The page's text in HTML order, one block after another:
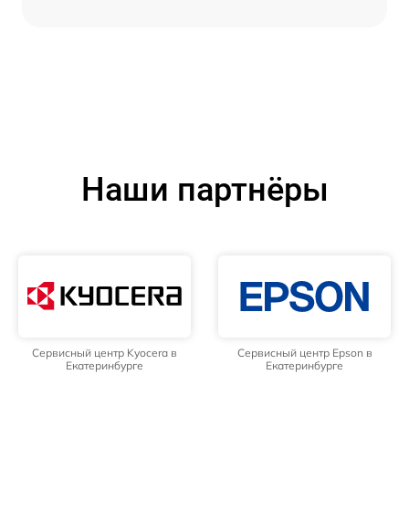
Наши партнёры
Сервисный центр Kyocera в
Екатеринбурге
Сервисный центр Epson в
Екатеринбурге